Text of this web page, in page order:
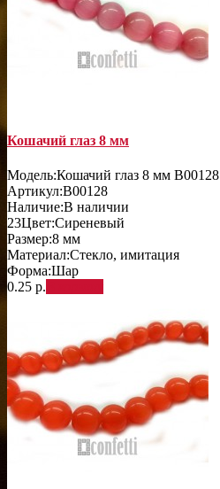
Кошачий глаз 8 мм
Модель:Кошачий глаз 8 мм B00128
Артикул:B00128
Наличие:В наличии
23Цвет:Сиреневый
Размер:8 мм
Материал:Стекло, имитация
Форма:Шар
0.25 р.